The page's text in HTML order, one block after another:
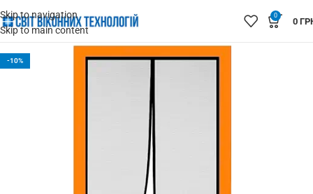
Skip to navigation
Skip to main content
0
0
-10%